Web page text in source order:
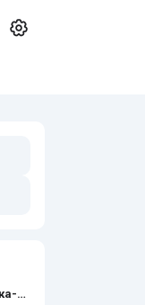
Мод: Превращение в Человека-бензопилу